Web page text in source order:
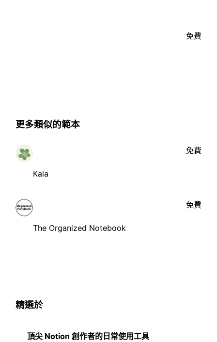
免費
更多類似的範本
Kaia
免費
The Organized Notebook
免費
精選於
頂尖 Notion 創作者的日常使用工具